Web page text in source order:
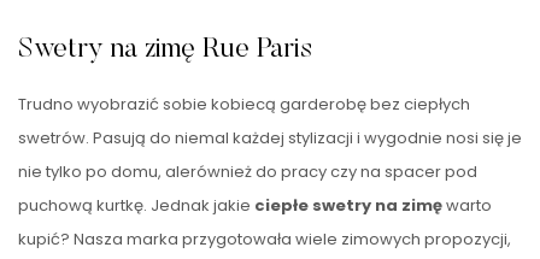
Swetry na zimę Rue Paris
Trudno wyobrazić sobie kobiecą garderobę bez ciepłych
swetrów. Pasują do niemal każdej stylizacji i wygodnie nosi się je
nie tylko po domu, alerównież do pracy czy na spacer pod
puchową kurtkę. Jednak jakie ciepłe swetry na zimęwarto
kupić? Nasza marka przygotowała wiele zimowych propozycji,